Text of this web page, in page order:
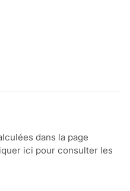
dans la page
ici pour consulter les